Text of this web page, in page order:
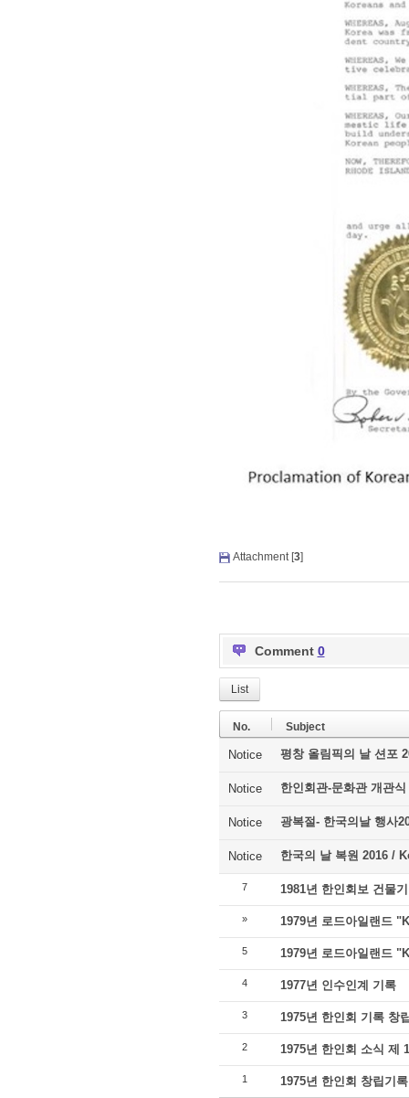
Attachment [3]
Comment 0
List
No. Subject
Notice 평창 올림픽의 날 션포
Notice 한인회관-문화관 개관
Notice 광복절- 한국의날 행사
Notice 한국의 날 복원 2016 /
7 1981년 한인회보 건물
» 1979년 로드아일랜드
5 1979년 로드아일랜드
4 1977년 인수인계 기록
3 1975년 한인회 기록 창
2 1975년 한인회 소식 제
1 1975년 한인회 창립기록